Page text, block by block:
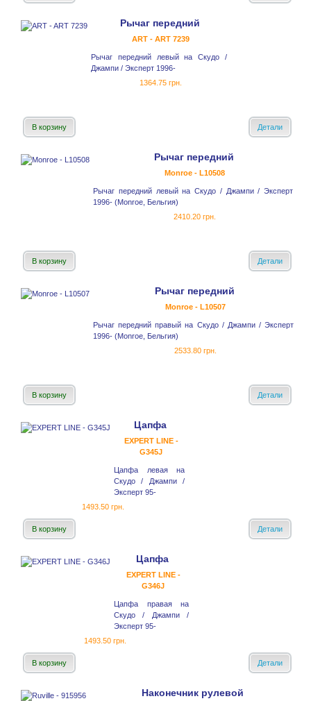
Рычаг передний
ART - ART 7239
Рычаг передний левый на Скудо /
Джампи / Эксперт 1996-
1364.75 грн.
В корзину Детали
Рычаг передний
Monroe - L10508
Рычаг передний левый на Скудо / Джампи / Эксперт
1996- (Monroe, Бельгия)
2410.20 грн.
В корзину Детали
Рычаг передний
Monroe - L10507
Рычаг передний правый на Скудо / Джампи / Эксперт
1996- (Monroe, Бельгия)
2533.80 грн.
В корзину Детали
Цапфа
EXPERT LINE -
G345J
Цапфа левая на
Скудо / Джампи /
Эксперт 95-
1493.50 грн.
В корзину Детали
Цапфа
EXPERT LINE -
G346J
Цапфа правая на
Скудо / Джампи /
Эксперт 95-
1493.50 грн.
В корзину Детали
Наконечник рулевой